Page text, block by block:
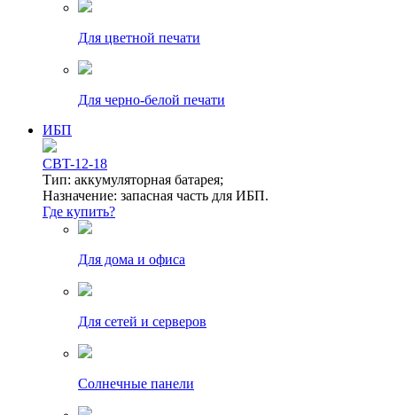
Для цветной печати
Для черно-белой печати
ИБП
CBT-12-18
Тип: аккумуляторная батарея;
Назначение: запасная часть для ИБП.
Где купить?
Для дома и офиса
Для сетей и серверов
Солнечные панели